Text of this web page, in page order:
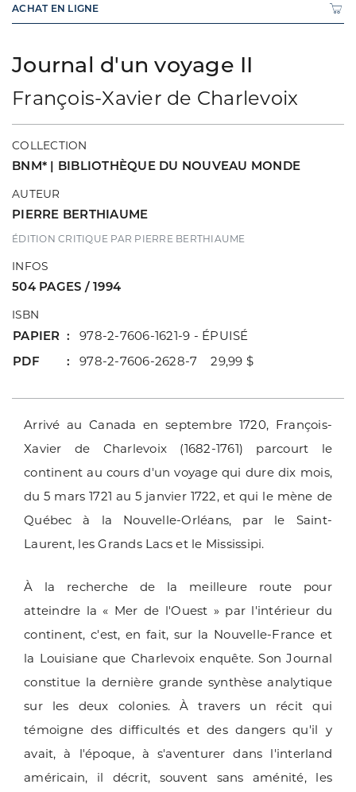
Journal d'un voyage II
François-Xavier de Charlevoix
COLLECTION
BNM* | BIBLIOTHÈQUE DU NOUVEAU MONDE
AUTEUR
PIERRE BERTHIAUME
ÉDITION CRITIQUE PAR PIERRE BERTHIAUME
INFOS
504 PAGES / 1994
ISBN
PAPIER
978-2-7606-1621-9 - ÉPUISÉ
PDF
978-2-7606-2628-7 29,99 $
Arrivé au Canada en septembre 1720, François-
Xavier de Charlevoix (1682-1761) parcourt le
continent au cours d'un voyage qui dure dix mois,
du 5 mars 1721 au 5 janvier 1722, et qui le mène de
Québec à la Nouvelle-Orléans, par le Saint-
Laurent, les Grands Lacs et le Mississipi.
À la recherche de la meilleure route pour
atteindre la « Mer de l'Ouest » par l'intérieur du
continent, c'est, en fait, sur la Nouvelle-France et
la Louisiane que Charlevoix enquête. Son Journal
constitue la dernière grande synthèse analytique
sur les deux colonies. À travers un récit qui
témoigne des difficultés et des dangers qu'il y
avait, à l'époque, à s'aventurer dans l'interland
américain, il décrit, souvent sans aménité, les
ACHAT EN LIGNE